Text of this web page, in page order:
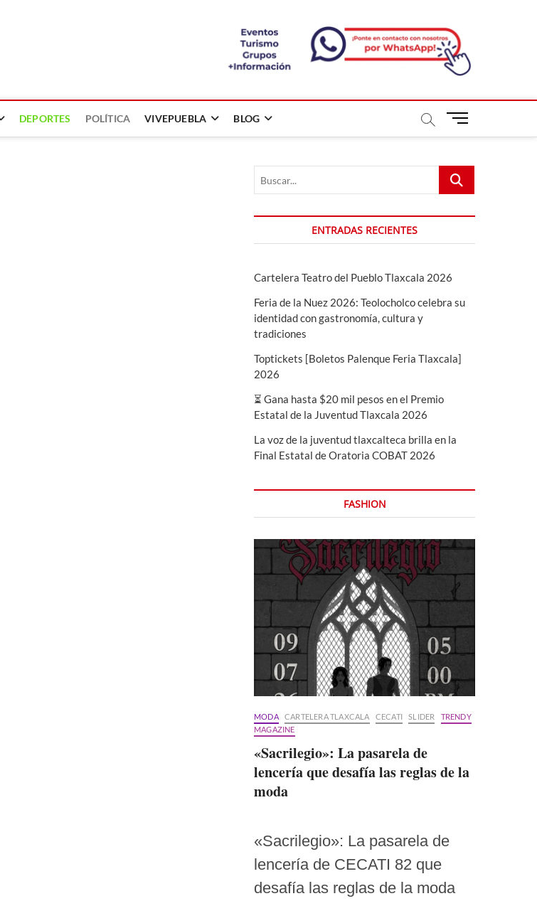
DEPORTES POLÍTICA VIVEPUEBLA BLOG
B
ó
n
d
e
Buscar...
ENTRADAS RECIENTES
Cartelera Teatro del Pueblo Tlaxcala 2026
Feria de la Nuez 2026: Teolocholco celebra su
identidad con gastronomía, cultura y
tradiciones
Toptickets [Boletos Palenque Feria Tlaxcala]
2026
⏳ Gana hasta $20 mil pesos en el Premio
Estatal de la Juventud Tlaxcala 2026
La voz de la juventud tlaxcalteca brilla en la
Final Estatal de Oratoria COBAT 2026
FASHION
MODA CARTELERA TLAXCALA CECATI SLIDER
TRENDY
MAGAZINE
«Sacrilegio»: La pasarela de
lencería que desafía las reglas de la
moda
«Sacrilegio»: La pasarela de
lencería de CECATI 82 que
desafía las reglas de la moda